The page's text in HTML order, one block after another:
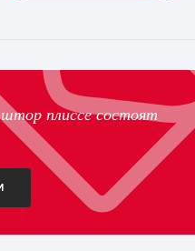
штор плиссе состоят